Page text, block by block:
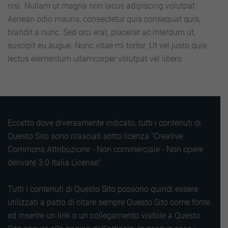
nisi. Nullam ut magna non lacus adipiscing volutpat.
Aenean odio mauris, consectetur quis consequat quis,
blandit a nunc. Sed orci erat, placerat ac interdum ut,
suscipit eu augue. Nunc vitae mi tortor. Ut vel justo quis
lectus elementum ullamcorper volutpat vel libero.
Eccetto dove diversamente indicato, tutti i contenuti di
Questo Sito sono rilasciati sotto licenza "Creative
Commons Attribuzione - Non commerciale - Non opere
derivate 3.0 Italia License".
Tutti i contenuti di Questo Sito possono quindi essere
utilizzati a patto di citare sempre Questo Sito come fonte
ed inserire un link o un collegamento visibile a Questo